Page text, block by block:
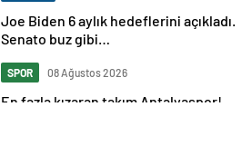
Joe Biden 6 aylık hedeflerini açıkladı.
Senato buz gibi…
SPOR 08 Ağustos 2026
En fazla kızaran takım Antalyaspor!